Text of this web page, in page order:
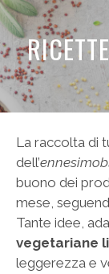
La raccolta di
dell’
buono dei
mese,
Tante idee,
vegetariane
leggerezza e